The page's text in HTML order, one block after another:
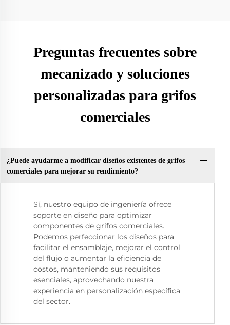
Preguntas frecuentes sobre
mecanizado y soluciones
personalizadas para grifos
comerciales
¿Puede ayudarme a modificar diseños existentes de grifos
comerciales para mejorar su rendimiento?
Sí, nuestro equipo de ingeniería ofrece
soporte en diseño para optimizar
componentes de grifos comerciales.
Podemos perfeccionar los diseños para
facilitar el ensamblaje, mejorar el control
del flujo o aumentar la eficiencia de
costos, manteniendo sus requisitos
esenciales, aprovechando nuestra
experiencia en personalización específica
del sector.